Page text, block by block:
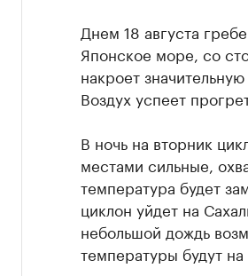
Днем 18 августа
Японское море, со
накроет
Воздух успеет
В ночь на вторник
местами сильные,
температура будет
циклон уйдет на
небольшой дождь
температуры будут